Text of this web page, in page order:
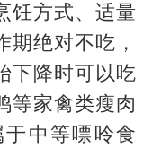
饪方式、适量
期绝对不吃，
下降时可以吃
等家禽类瘦肉
中等嘌呤食